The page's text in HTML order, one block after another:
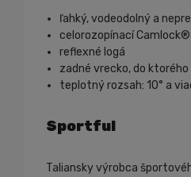
ľahký, vodeodolný a
celorozopínací Camlock®
reflexné logá
zadné vrecko, do ktorého
teplotný rozsah: 10° a
Sportful
Taliansky výrobca